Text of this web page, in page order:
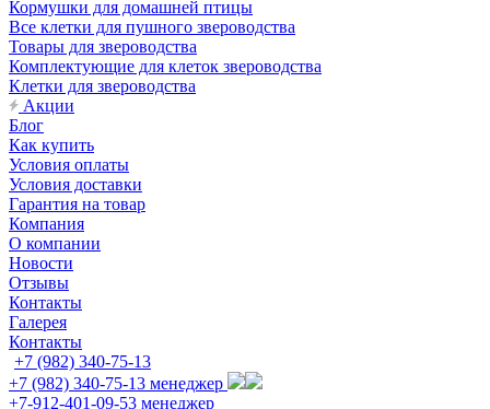
Кормушки для домашней птицы
Все клетки для пушного звероводства
Товары для звероводства
Комплектующие для клеток звероводства
Клетки для звероводства
Акции
Блог
Как купить
Условия оплаты
Условия доставки
Гарантия на товар
Компания
О компании
Новости
Отзывы
Контакты
Галерея
Контакты
+7 (982) 340-75-13
+7 (982) 340-75-13 менеджер
+7-912-401-09-53 менеджер